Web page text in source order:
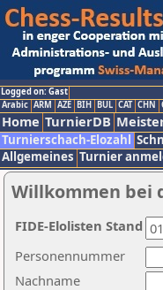
Logged on: Gast
Arabic ARM AZE BIH BUL CAT CHN
Home TurnierDB
Turnierschach-Elozahl
Allgemeines Turnier
Willkommen bei
Nachname
Personennummer
FIDE-Elolisten Stand